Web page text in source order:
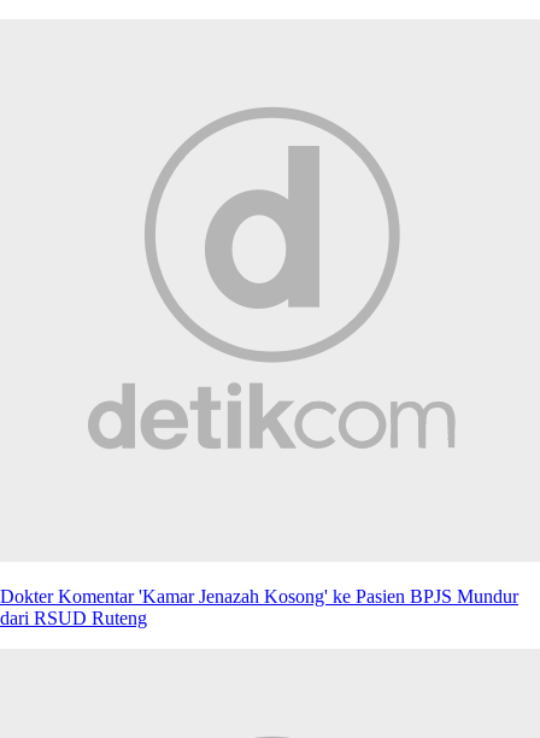
Dokter Komentar 'Kamar Jenazah Kosong' ke Pasien BPJS Mundur
dari RSUD Ruteng